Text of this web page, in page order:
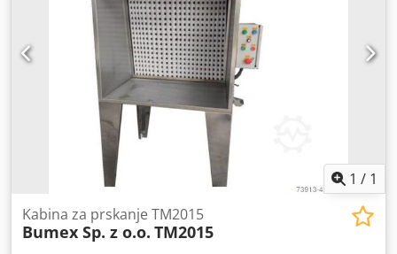
1 / 1
Kabina za prskanje TM2015
Bumex Sp. z o.o. TM2015